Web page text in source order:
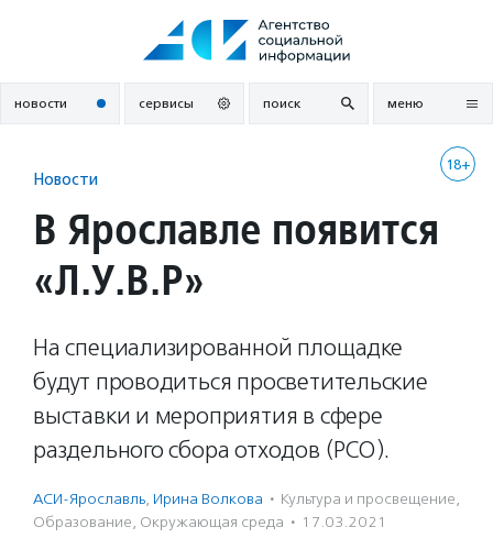
новости сервисы поиск меню
18+
Новости
В Ярославле появится
«Л.У.В.Р»
На специализированной площадке
будут проводиться просветительские
выставки и мероприятия в сфере
раздельного сбора отходов (РСО).
АСИ-Ярославль, Ирина Волкова · Культура и просвещение,
Образование, Окружающая среда · 17.03.2021